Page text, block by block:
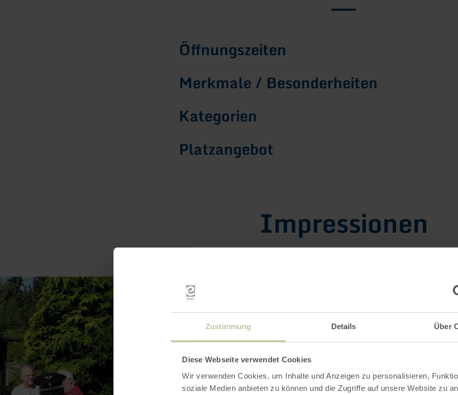
Zustimmung Details Über
Diese Webseite verwendet Cookies
Wir verwenden Cookies, um Inhalte und Anzeigen zu personalisieren,
soziale Medien anbieten zu können und die Zugriffe auf unsere Website zu
Öffnungszeiten
Merkmale / Besonderheiten
Kategorien
Platzangebot
Impressionen